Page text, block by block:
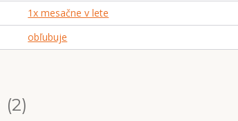
1x mesačne v lete
obľubuje
2